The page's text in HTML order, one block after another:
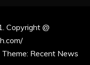
Copyright @
Theme: Recent News